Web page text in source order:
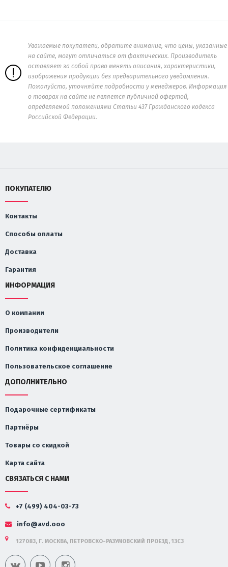
Уважаемые покупатели, обратите внимание, что цены, указанные
на сайте, могут отличаться от фактических. Производитель
оставляет за собой право менять описания, характеристики,
изображения продукции без предварительного уведомления.
Пожалуйста, уточняйте подробности у менеджеров. Информация
о товарах на сайте не является публичной офертой,
определяемой положениями Статьи 437 Гражданского кодекса
Российской Федерации.
ПОКУПАТЕЛЮ
Контакты
Способы оплаты
Доставка
Гарантия
ИНФОРМАЦИЯ
О компании
Производители
Политика конфиденциальности
Пользовательское соглашение
ДОПОЛНИТЕЛЬНО
Подарочные сертификаты
Партнёры
Товары со скидкой
Карта сайта
СВЯЗАТЬСЯ С НАМИ
+7 (499) 404-03-73
info@avd.ooo
127083, Г. МОСКВА, ПЕТРОВСКО-РАЗУМОВСКИЙ ПРОЕЗД, 13С3